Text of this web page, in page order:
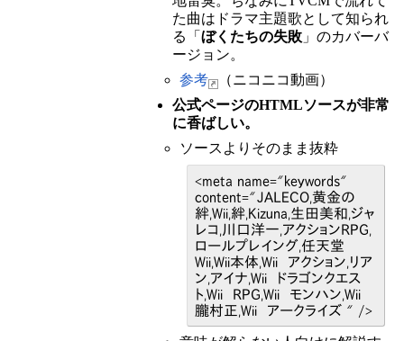
た曲はドラマ主題歌として知られ
る「 ぼくたちの失敗 」のカバーバ
ージョン。
参考
（ニコニコ動画）
公式ページのHTMLソースが非常
に香ばしい。
ソースよりそのまま抜粋
<meta name="keywords"
content="JALECO,黄金の
絆,Wii,絆,Kizuna,生田美和,ジャ
レコ,川口洋一,アクションRPG,
ロールプレイング,任天堂
Wii,Wii本体,Wii アクション,リア
ン,アイナ,Wii ドラゴンクエス
ト,Wii RPG,Wii モンハン,Wii
朧村正,Wii アークライズ " />